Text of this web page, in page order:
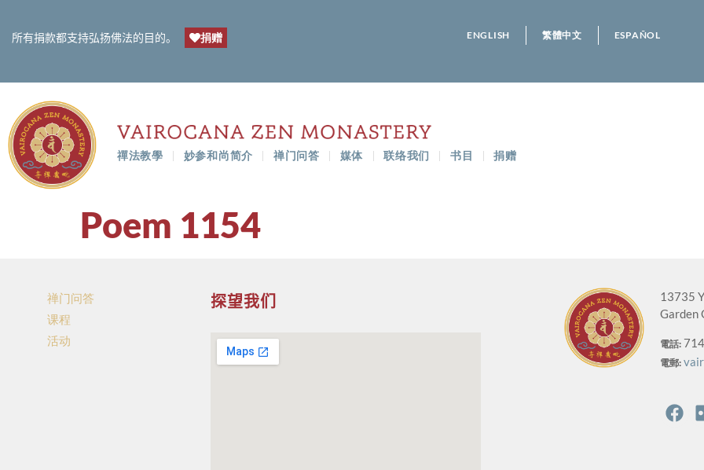
所有捐款都支持弘扬佛法的目的。 捐赠 ENGLISH 繁體中文 ESPAÑOL
禪法教學 妙参和尚简介 禅门问答 媒体 联络我们 书目 捐赠
Poem 1154
禅门问答
课程
活动
探望我们
13735
Garden
電話:
電郵: